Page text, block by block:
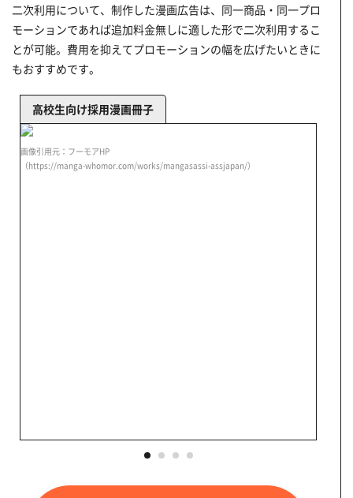
二次利用について、制作した漫画広告は、同一商品・同一プロ
モーションであれば追加料金無しに適した形で二次利用するこ
とが可能。費用を抑えてプロモーションの幅を広げたいときに
もおすすめです。
高校生向け採用漫画冊子
画像引用元：フーモアHP
（https://manga-whomor.com/works/mangasassi-assjapan/）